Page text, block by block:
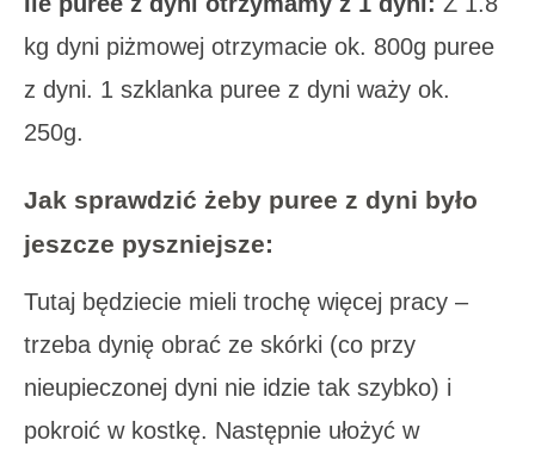
kg dyni piżmowej otrzymacie ok. 800g puree
z dyni. 1 szklanka puree z dyni waży ok.
250g.
Jak sprawdzić żeby puree z dyni było
jeszcze pyszniejsze:
Tutaj będziecie mieli trochę więcej pracy –
trzeba dynię obrać ze skórki (co przy
nieupieczonej dyni nie idzie tak szybko) i
pokroić w kostkę. Następnie ułożyć w